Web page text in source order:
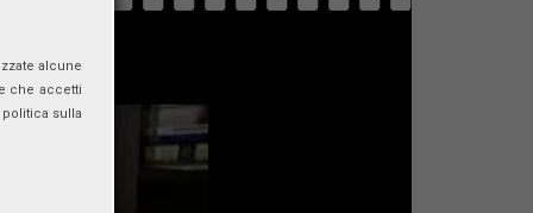
alcune
che accetti
sulla